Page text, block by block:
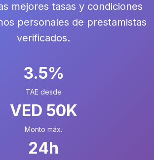
mejores tasas y condiciones
personales de prestamistas
verificados.
3.5%
TAE desde
VED 50K
Monto máx.
24h